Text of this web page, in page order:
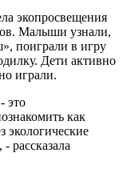
экопросвещения
Малыши узнали,
поиграли в игру
Дети активно
играли.
это
как
рассказала